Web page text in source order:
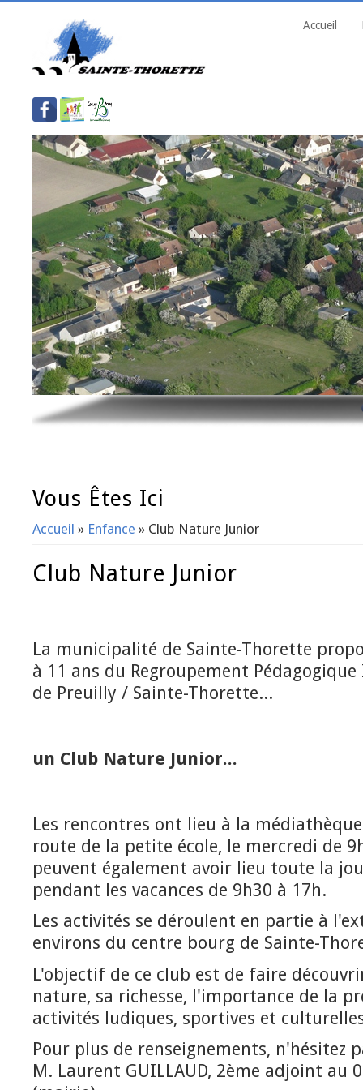
Accueil
Vous Êtes Ici
Accueil » Enfance » Club Nature Junior
Club Nature Junior
La municipalité de Sainte-Thorette
à 11 ans du Regroupement
de Preuilly / Sainte-Thorette...
un Club Nature Junior...
Les rencontres ont lieu à la
route de la petite école, le mercredi de
peuvent également avoir lieu toute la
pendant les vacances de 9h30 à 17h.
Les activités se déroulent en partie à
environs du centre bourg de Sainte-
L'objectif de ce club est de faire
nature, sa richesse, l'importance de la
activités ludiques, sportives et
Pour plus de renseignements, n'hésitez
M. Laurent GUILLAUD, 2ème adjoint au